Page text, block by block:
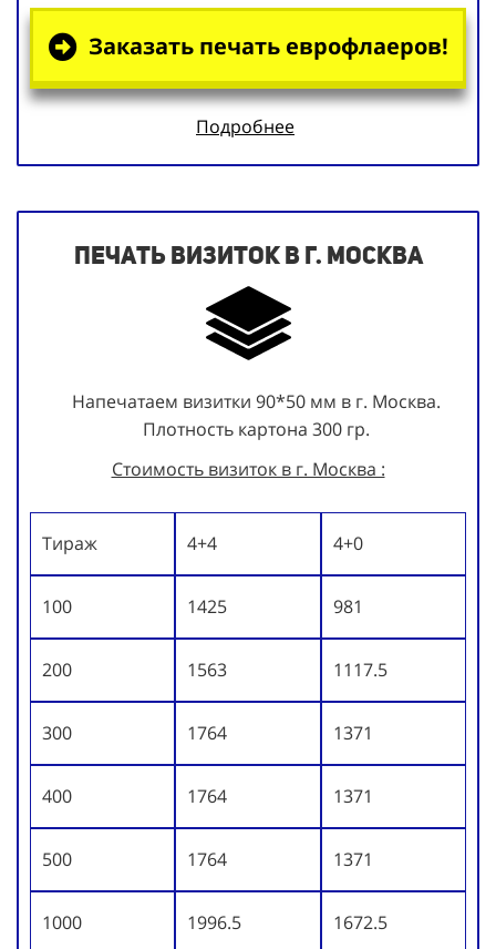
Заказать печать еврофлаеров!
Подробнее
Печать визиток в г. Москва
Напечатаем визитки 90*50 мм в г. Москва.
Плотность картона 300 гр.
Стоимость визиток в г. Москва :
Тираж 4+4 4+0
100 1425 981
200 1563 1117.5
300 1764 1371
400 1764 1371
500 1764 1371
1000 1996.5 1672.5